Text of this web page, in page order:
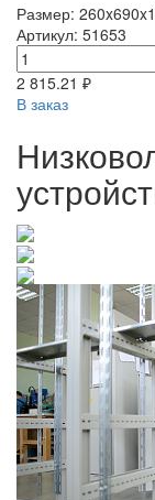
Размер:
Артикул: 51653
2 815.21 ₽
В заказ